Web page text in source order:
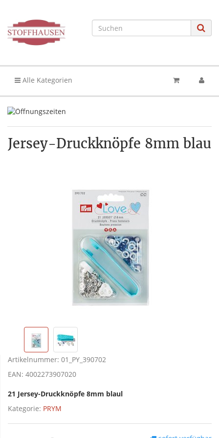
Alle Kategorien
Jersey-Druckknöpfe 8mm blau
Artikelnummer: 01_PY_390702
EAN: 4002273907020
21 Jersey-Druckknöpfe 8mm blaul
Kategorie: PRYM